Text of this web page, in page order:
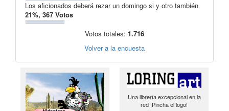
Los aficionados deberá rezar un domingo si y otro también
21%, 367 Votos
Votos totales: 1.716
Volver a la encuesta
Una librería excepcional en la
red ¡Pincha el logo!